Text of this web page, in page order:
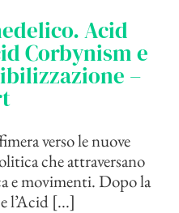
Acid
Corbynism e
–
verso le nuove
che attraversano
e movimenti. Dopo la
l’Acid [...]